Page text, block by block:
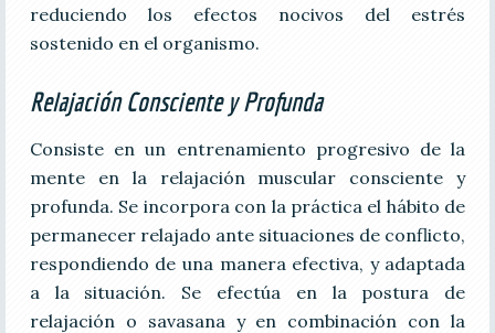
reduciendo los efectos nocivos del estrés
sostenido en el organismo.
Relajación Consciente y Profunda
Consiste en un entrenamiento progresivo de la
mente en la relajación muscular consciente y
profunda. Se incorpora con la práctica el hábito de
permanecer relajado ante situaciones de conflicto,
respondiendo de una manera efectiva, y adaptada
a la situación. Se efectúa en la postura de
relajación o savasana y en combinación con la